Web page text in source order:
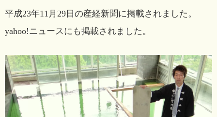
平成23年11月29日の産経新聞に掲載されました。
yahoo!ニュースにも掲載されました。